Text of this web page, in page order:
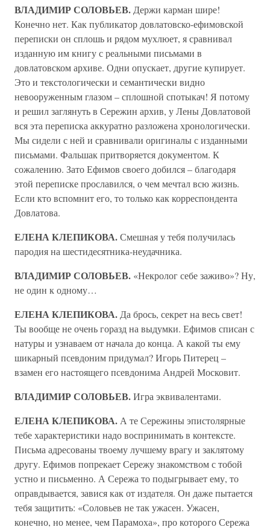
ВЛАДИМИР СОЛОВЬЕВ. Держи карман шире!
Конечно нет. Как публикатор довлатовско-ефимовской
переписки он сплошь и рядом мухлюет, я сравнивал
изданную им книгу с реальными письмами в
довлатовском архиве. Одни опускает, другие купирует.
Это и текстологически и семантически видно
невооруженным глазом – сплошной спотыкач! Я потому
и решил заглянуть в Сережин архив, у Лены Довлатовой
вся эта переписка аккуратно разложена хронологически.
Мы сидели с ней и сравнивали оригиналы с изданными
письмами. Фальшак притворяется документом. К
сожалению. Зато Ефимов своего добился – благодаря
этой переписке прославился, о чем мечтал всю жизнь.
Если кто вспомнит его, то только как корреспондента
Довлатова.
ЕЛЕНА КЛЕПИКОВА.Смешная у тебя получилась
пародия на шестидесятника-неудачника.
ВЛАДИМИР СОЛОВЬЕВ. «Некролог себе заживо»? Ну,
не один к одному…
ЕЛЕНА КЛЕПИКОВА. Да брось, секрет на весь свет!
Ты вообще не очень горазд на выдумки. Ефимов списан с
натуры и узнаваем от начала до конца. А какой ты ему
шикарный псевдоним придумал? Игорь Питерец –
взамен его настоящего псевдонима Андрей Московит.
ВЛАДИМИР СОЛОВЬЕВ.Игра эквивалентами.
ЕЛЕНА КЛЕПИКОВА. А те Сережины эпистолярные
тебе характеристики надо воспринимать в контексте.
Письма адресованы твоему лучшему врагу и заклятому
другу. Ефимов попрекает Сережу знакомством с тобой
устно и письменно. А Сережа то подыгрывает ему, то
оправдывается, завися как от издателя. Он даже пытается
тебя защитить: «Соловьев не так ужасен. Ужасен,
конечно, но менее, чем Парамоха», про которого Сережа